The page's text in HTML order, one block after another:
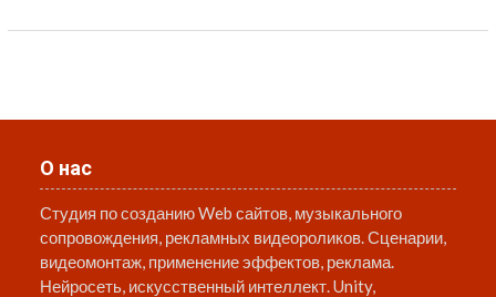
О нас
Студия по созданию Web сайтов, музыкального
сопровождения, рекламных видеороликов. Сценарии,
видеомонтаж, применение эффектов, реклама.
Нейросеть, искусственный интеллект. Unity,